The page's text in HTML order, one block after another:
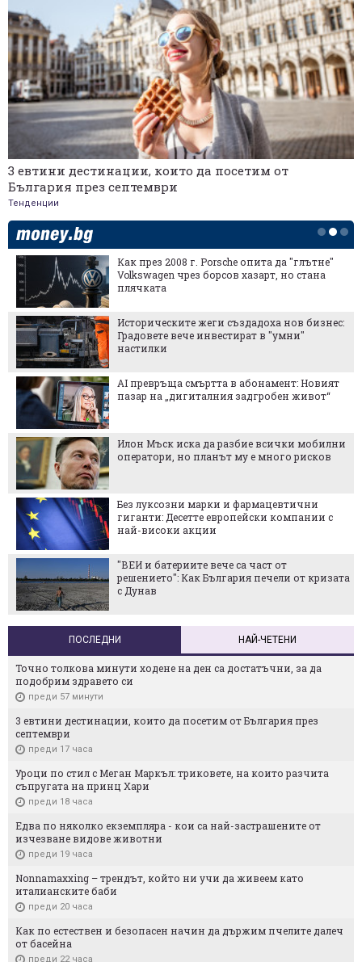
3 евтини дестинации, които да посетим от
България през септември
Тенденции
Как през 2008 г. Porsche опита да "глътне"
Volkswagen чрез борсов хазарт, но стана
плячката
Историческите жеги създадоха нов бизнес:
Градовете вече инвестират в "умни"
настилки
AI превръща смъртта в абонамент: Новият
пазар на „дигиталния задгробен живот“
Илон Мъск иска да разбие всички мобилни
оператори, но планът му е много рисков
Без луксозни марки и фармацевтични
гиганти: Десетте европейски компании с
най-високи акции
"ВЕИ и батериите вече са част от
решението": Как България печели от кризата
с Дунав
ПОСЛЕДНИ НАЙ-ЧЕТЕНИ
Точно толкова минути ходене на ден са достатъчни, за да
подобрим здравето си
преди 57 минути
3 евтини дестинации, които да посетим от България през
септември
преди 17 часа
Уроци по стил с Меган Маркъл: триковете, на които разчита
съпругата на принц Хари
преди 18 часа
Едва по няколко екземпляра - кои са най-застрашените от
изчезване видове животни
преди 19 часа
Nonnamaxxing – трендът, който ни учи да живеем като
италианските баби
преди 20 часа
Как по естествен и безопасен начин да държим пчелите далеч
от басейна
преди 22 часа